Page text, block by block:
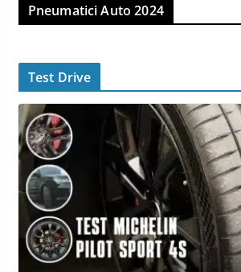
Pneumatici Auto 2024
Test Drive